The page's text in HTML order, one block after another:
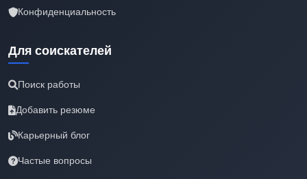
Конфиденциальность
Для соискателей
Поиск работы
Добавить резюме
Карьерный блог
Частые вопросы